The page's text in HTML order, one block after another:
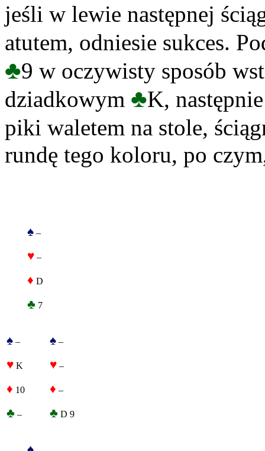
jeśli w lewie następnej
atutem, odniesie sukces.
♣9 w oczywisty sposób
dziadkowym ♣K,
piki waletem na stole,
rundę tego koloru, po
♠ –
♥ –
♦ D
♣ 7
♠ –
♥ K
♦ 10
♣ –
♠ –
♥ –
♦ –
♣ D 9